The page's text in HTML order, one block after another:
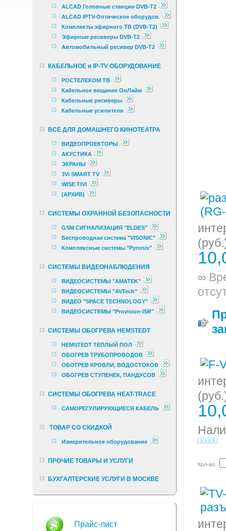
∞
Кол-во:
ALCAD Головные станции DVB-T2
ALCAD IPTV-Оптическое оборудов.
Комплекты эфирного ТВ (DVB-T2)
Эфирные ресиверы DVB-T2
Автомобильный ресивер DVB-T2
КАБЕЛЬНОЕ и IP-TV ОБОРУДОВАНИЕ
РОСТЕЛЕКОМ ТВ
Кабельное вещание ОнЛайм
Кабельные ресиверы
Кабельные усилители
ВСЁ ДЛЯ ДОМАШНЕГО КИНОТЕАТРА
ВИДЕОПРОЕКТОРЫ
АКУСТИКА
ЭКРАНЫ
3Vi SMART TV
WISE TIVI
(АРХИВ)
СИСТЕМЫ ОХРАННОЙ БЕЗОПАСНОСТИ
GSM СИГНАЛИЗАЦИЯ "ELDES"
Беспроводная система "VISONIC"
Комплексные cистемы "Pyronix"
СИСТЕМЫ ВИДЕОНАБЛЮДЕНИЯ
ВИДЕОСИСТЕМЫ "AMATEK"
ВИДЕОСИСТЕМЫ "AVTech"
ВИДЕО "SPACE TECHNOLOGY"
ВИДЕОСИСТЕМЫ "Provision-ISR"
СИСТЕМЫ ОБОГРЕВА HEMSTEDT
HEMSTEDT ТЕПЛЫЙ ПОЛ
ОБОГРЕВ ТРУБОПРОВОДОВ
ОБОГРЕВ КРОВЛИ, ВОДОСТОКОВ
ОБОГРЕВ СТУПЕНЕК, ПАНДУСОВ
СИСТЕМЫ ОБОГРЕВА HEAT-TRACE
САМОРЕГУЛИРУЮЩИЕСЯ КАБЕЛЬ
ТОВАР СО СКИДКОЙ
Измерительное оборудование
ПРОЧИЕ ТОВАРЫ И УСЛУГИ
БУХГАЛТЕРСКИЕ УСЛУГИ В МОСКВЕ
Прайс-лист